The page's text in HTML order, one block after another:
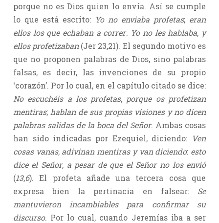
porque no es Dios quien lo envía. Así se cumple
lo que está escrito: Yo no enviaba profetas; eran
ellos los que echaban a correr. Yo no les hablaba, y
ellos profetizaban(Jer 23,21). El segundo motivo es
que no proponen palabras de Dios, sino palabras
falsas, es decir, las invenciones de su propio
‘corazón’. Por lo cual, en el capítulo citado se dice:
No escuchéis a los profetas, porque os profetizan
mentiras;hablan de sus propias visiones y no dicen
palabras salidas de la boca del Señor. Ambas cosas
han sido indicadas por Ezequiel, diciendo: Ven
cosas vanas,adivinan mentiras y van diciendo: esto
dice el Señor, a pesar de que el Señor no los envió
(13,6). El profeta añade una tercera cosa que
expresa bien la pertinacia en falsear: Se
mantuvieron incambiables para confirmar su
discurso. Por lo cual, cuando Jeremías iba a ser